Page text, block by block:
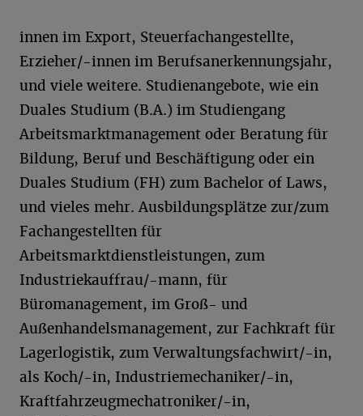
innen im Export, Steuerfachangestellte,
Erzieher/-innen im Berufsanerkennungsjahr,
und viele weitere. Studienangebote, wie ein
Duales Studium (B.A.) im Studiengang
Arbeitsmarktmanagement oder Beratung für
Bildung, Beruf und Beschäftigung oder ein
Duales Studium (FH) zum Bachelor of Laws,
und vieles mehr. Ausbildungsplätze zur/zum
Fachangestellten für
Arbeitsmarktdienstleistungen, zum
Industriekauffrau/-mann, für
Büromanagement, im Groß- und
Außenhandelsmanagement, zur Fachkraft für
Lagerlogistik, zum Verwaltungsfachwirt/-in,
als Koch/-in, Industriemechaniker/-in,
Kraftfahrzeugmechatroniker/-in,